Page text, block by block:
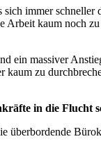
immer
Arbeit kaum noch
ein massiver
zu
in die Flucht
überbordende